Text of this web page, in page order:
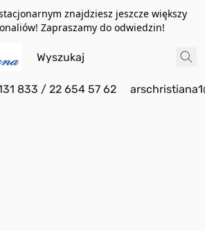
znajdziesz jeszcze większy
Zapraszamy do odwiedzin!
833 / 22 654 57 62